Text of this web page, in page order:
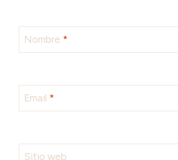
Nombre *
Email *
Sitio web